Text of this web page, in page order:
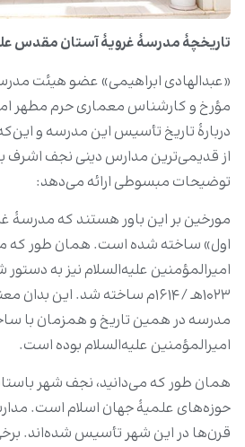
تاریخچۀ مدرسۀ غرویۀ آستان مقدس
«عبدالهادی ابراهیمی» عضو هیئت
مؤرخ و کارشناس معماری حرم مطهر
دربارۀ تاریخ تأسیس این مدرسه و
از قدیمی‌ترین مدارس دینی نجف اشرف
توضیحات مبسوطی ارائه می‌دهد:
مورخین بر این باور هستند که
اول» ساخته شده است. همان طور که
امیرالمؤمنین علیه‌السلام نیز به
۱۰۲۳هـ /۱۶۱۴م ساخته شد. این
مدرسه در همین تاریخ و همزمان با
امیرالمؤمنین علیه‌السلام بوده است.
همان طور که می‌دانید، نجف شهر
حوزه‌های علمیۀ جهان اسلام است.
قرن‌ها در این شهر تأسیس شده‌اند.